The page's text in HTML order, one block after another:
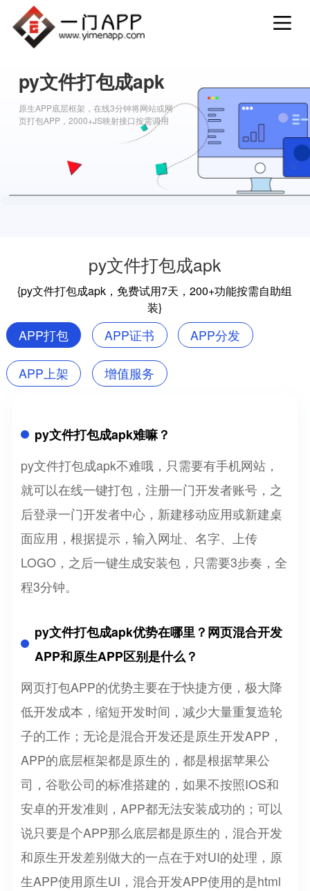
py文件打包成apk
原生APP底层框架，在线3分钟将网站或网
页打包APP，2000+JS映射接口按需调用
py文件打包成apk
{py文件打包成apk，免费试用7天，200+功能按需自助组
装}
APP打包 APP证书 APP分发
APP上架 增值服务
py文件打包成apk难嘛？
py文件打包成apk不难哦，只需要有手机网站，
就可以在线一键打包，注册一门开发者账号，之
后登录一门开发者中心，新建移动应用或新建桌
面应用，根据提示，输入网址、名字、上传
LOGO，之后一键生成安装包，只需要3步奏，全
程3分钟。
py文件打包成apk优势在哪里？网页混合开发
APP和原生APP区别是什么？
网页打包APP的优势主要在于快捷方便，极大降
低开发成本，缩短开发时间，减少大量重复造轮
子的工作；无论是混合开发还是原生开发APP，
APP的底层框架都是原生的，都是根据苹果公
司，谷歌公司的标准搭建的，如果不按照IOS和
安卓的开发准则，APP都无法安装成功的；可以
说只要是个APP那么底层都是原生的，混合开发
和原生开发差别做大的一点在于对UI的处理，原
生APP使用原生UI，混合开发APP使用的是html